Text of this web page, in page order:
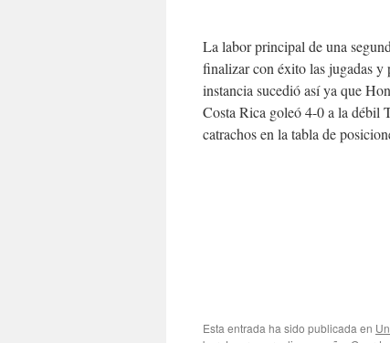
La labor principal de una
finalizar con éxito las jugadas y
instancia sucedió así ya que
Costa Rica goleó 4-0 a la débil
catrachos en la tabla de
Esta entrada ha sido publicada en